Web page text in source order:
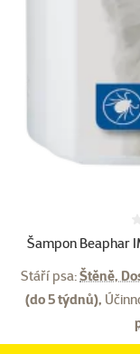
Šampon Beaphar
Stáří psa:Štěně,
(do 5 týdnů),